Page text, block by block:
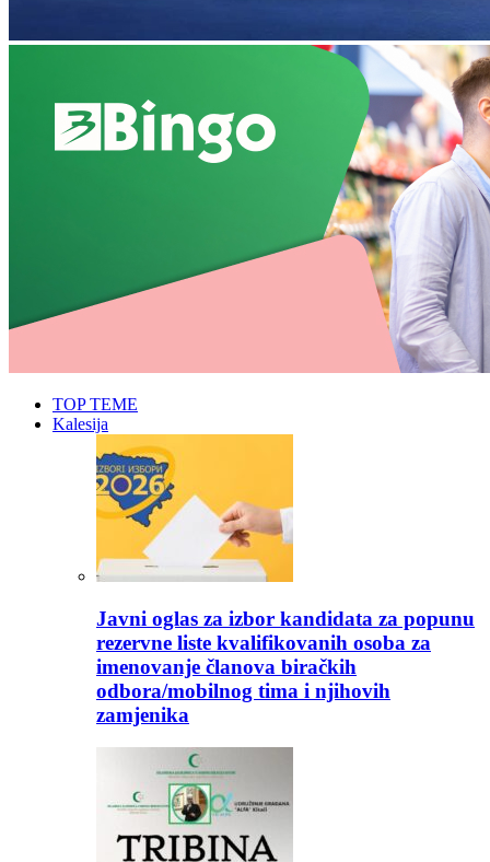
TOP TEME
Kalesija
Javni oglas za izbor kandidata za popunu
rezervne liste kvalifikovanih osoba za
imenovanje članova biračkih
odbora/mobilnog tima i njihovih
zamjenika